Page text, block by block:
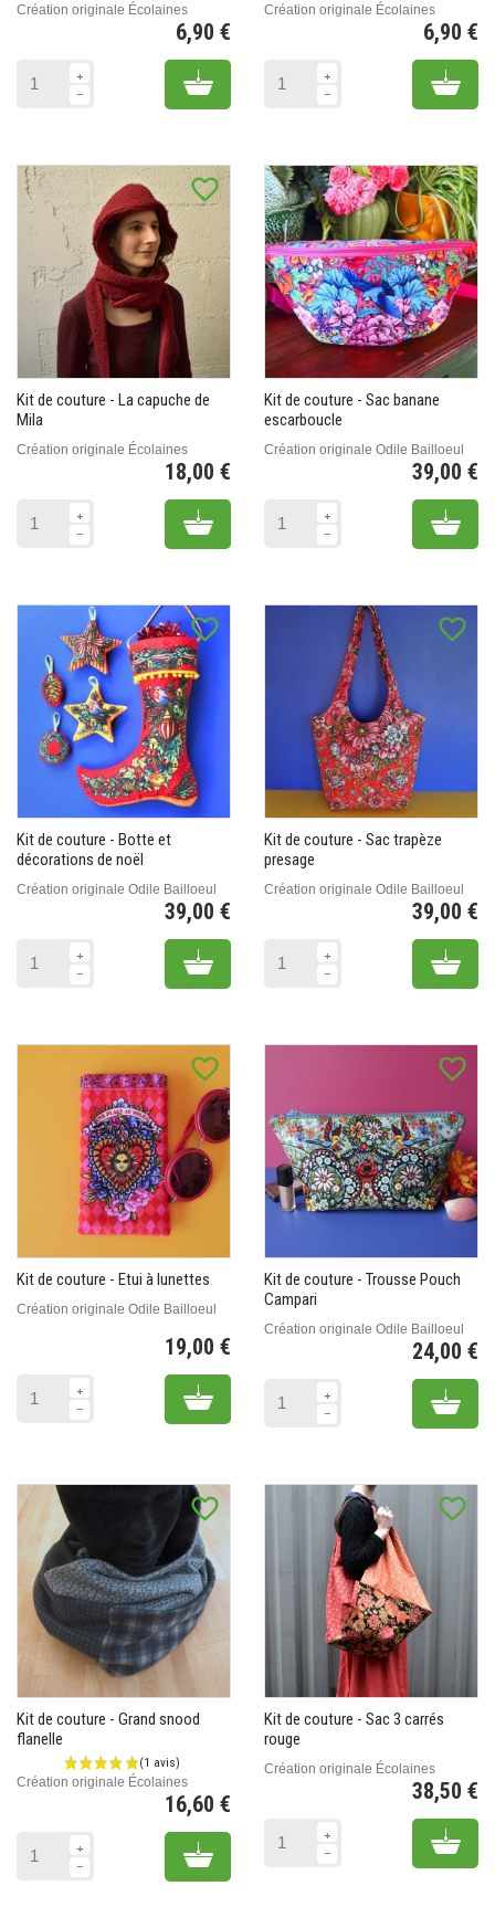
Création originale Écolaines
6,90 €
Add to cart
Création originale Écolaines
6,90 €
Add
favorite_border
Kit de couture - La capuche de
Mila
Création originale Écolaines
18,00 €
Add to cart
favorite_border
Kit de couture - Sac banane
escarboucle
Création originale Odile Bailloeul
39,00 €
Add
favorite_border
Kit de couture - Botte et
décorations de noël
Création originale Odile Bailloeul
39,00 €
Add to cart
favorite_border
Kit de couture - Sac trapèze
presage
Création originale Odile Bailloeul
39,00 €
Add
favorite_border
Kit de couture - Etui à lunettes
Création originale Odile Bailloeul
19,00 €
Add to cart
favorite_border
Kit de couture - Trousse Pouch
Campari
Création originale Odile Bailloeul
24,00 €
Add
favorite_border
Kit de couture - Grand snood
flanelle
Création originale Écolaines
16,60 €
Add to cart
favorite_border
Kit de couture - Sac 3 carrés
rouge
Création originale Écolaines
38,50 €
Add